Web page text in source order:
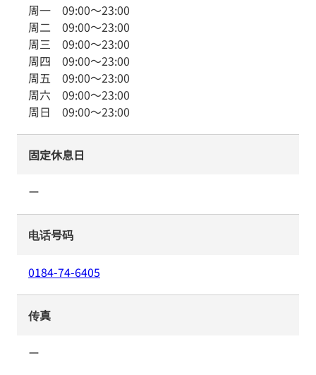
周一 09:00～23:00
周二 09:00～23:00
周三 09:00～23:00
周四 09:00～23:00
周五 09:00～23:00
周六 09:00～23:00
周日 09:00～23:00
固定休息日
ー
电话号码
0184-74-6405
传真
ー